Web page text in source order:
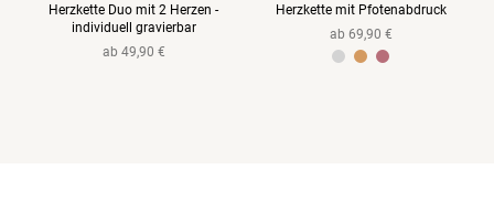
Herzkette Duo mit 2 Herzen -
individuell gravierbar
Normaler
ab 49,90 €
Herzkette mit Pfotenabdruck
Normaler
Preis
ab 69,90 €